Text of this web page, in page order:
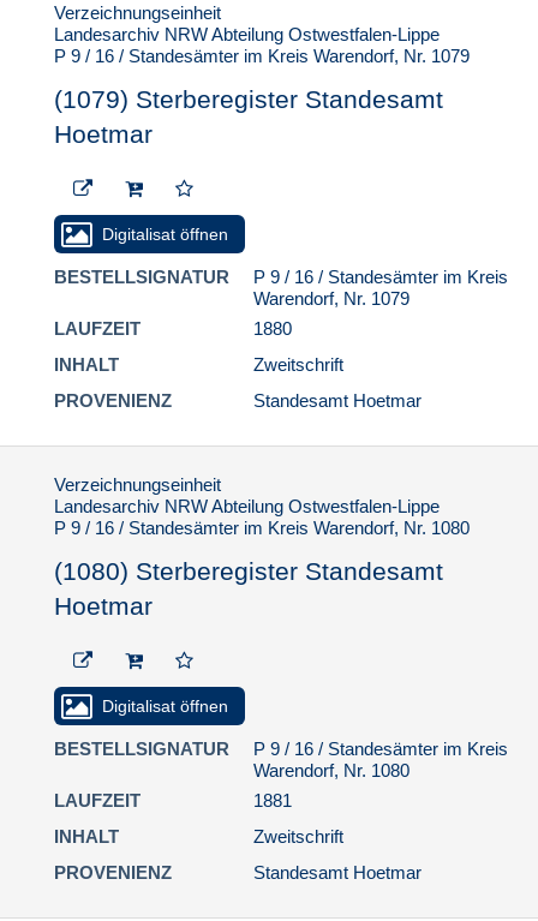
(1103) Sterberegister
Standesamt Hoetmar
(1104) Sterberegister
(1107) Sterberegister
Standesamt Hoetmar
Standesamt Hoetmar
(1109) Sterberegister
(1111) Sterberegister
(1112) Sterberegister
(1115) Sterberegister
Standesamt Hoetmar
Standesamt Hoetmar
(1117) Sterberegister
Verzeichnungseinheit
Landesarchiv NRW Abteilung Ostwestfalen-Lippe
P 9 / 16 / Standesämter im Kreis Warendorf, Nr. 1079
(1079) Sterberegister Standesamt
Hoetmar
Digitalisat öffnen
BESTELLSIGNATUR
P 9 / 16 / Standesämter im Kreis
Warendorf, Nr. 1079
LAUFZEIT
1880
INHALT
Zweitschrift
PROVENIENZ
Standesamt Hoetmar
Verzeichnungseinheit
Landesarchiv NRW Abteilung Ostwestfalen-Lippe
P 9 / 16 / Standesämter im Kreis Warendorf, Nr. 1080
(1080) Sterberegister Standesamt
Hoetmar
Digitalisat öffnen
BESTELLSIGNATUR
P 9 / 16 / Standesämter im Kreis
Warendorf, Nr. 1080
LAUFZEIT
1881
INHALT
Zweitschrift
PROVENIENZ
Standesamt Hoetmar